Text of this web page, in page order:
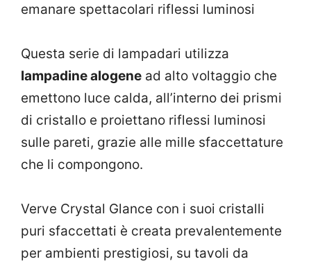
emanare spettacolari riflessi luminosi
Questa serie di lampadari utilizza
lampadine alogene ad alto voltaggio che
emettono luce calda, all’interno dei prismi
di cristallo e proiettano riflessi luminosi
sulle pareti, grazie alle mille sfaccettature
che li compongono.
Verve Crystal Glance con i suoi cristalli
puri sfaccettati è creata prevalentemente
per ambienti prestigiosi, su tavoli da